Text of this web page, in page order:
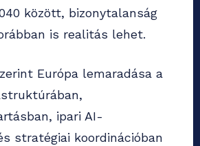
között, bizonytalanság
is realitás lehet.
Európa lemaradása a
ipari AI-
stratégiai koordinációban